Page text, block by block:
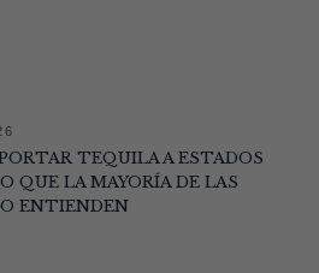
TEQUILA A ESTADOS
QUE LA MAYORÍA DE LAS
ENTIENDEN